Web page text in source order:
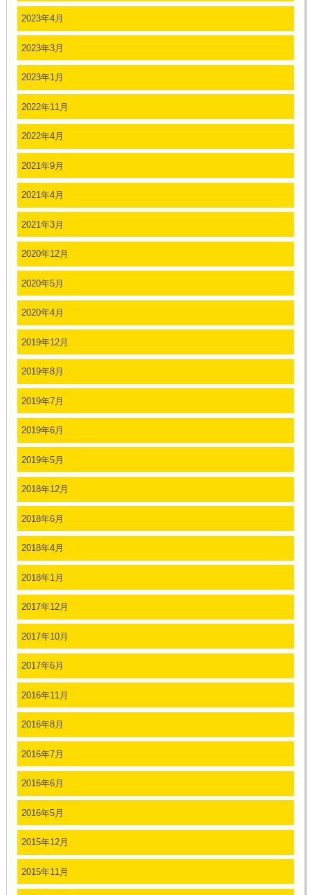
2023年4月
2023年3月
2023年1月
2022年11月
2022年4月
2021年9月
2021年4月
2021年3月
2020年12月
2020年5月
2020年4月
2019年12月
2019年8月
2019年7月
2019年6月
2019年5月
2018年12月
2018年6月
2018年4月
2018年1月
2017年12月
2017年10月
2017年6月
2016年11月
2016年8月
2016年7月
2016年6月
2016年5月
2015年12月
2015年11月